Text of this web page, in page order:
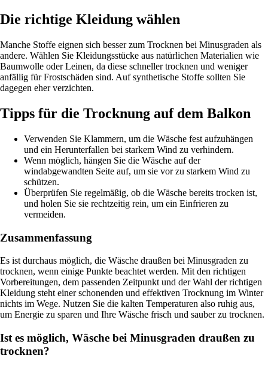
Die richtige Kleidung wählen
Manche Stoffe eignen sich besser zum Trocknen bei Minusgraden als
andere. Wählen Sie Kleidungsstücke aus natürlichen Materialien wie
Baumwolle oder Leinen, da diese schneller trocknen und weniger
anfällig für Frostschäden sind. Auf synthetische Stoffe sollten Sie
dagegen eher verzichten.
Tipps für die Trocknung auf dem Balkon
Verwenden Sie Klammern, um die Wäsche fest aufzuhängen
und ein Herunterfallen bei starkem Wind zu verhindern.
Wenn möglich, hängen Sie die Wäsche auf der
windabgewandten Seite auf, um sie vor zu starkem Wind zu
schützen.
Überprüfen Sie regelmäßig, ob die Wäsche bereits trocken ist,
und holen Sie sie rechtzeitig rein, um ein Einfrieren zu
vermeiden.
Zusammenfassung
Es ist durchaus möglich, die Wäsche draußen bei Minusgraden zu
trocknen, wenn einige Punkte beachtet werden. Mit den richtigen
Vorbereitungen, dem passenden Zeitpunkt und der Wahl der richtigen
Kleidung steht einer schonenden und effektiven Trocknung im Winter
nichts im Wege. Nutzen Sie die kalten Temperaturen also ruhig aus,
um Energie zu sparen und Ihre Wäsche frisch und sauber zu trocknen.
Ist es möglich, Wäsche bei Minusgraden draußen zu
trocknen?